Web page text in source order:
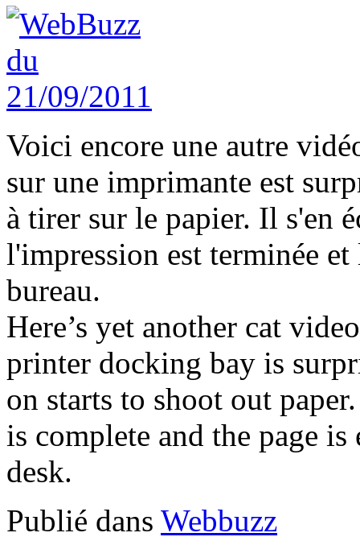
Voici encore une autre
sur une imprimante est
à tirer sur le papier. Il s'en
l'impression est terminée
bureau.
Here’s yet another cat
printer docking bay is
on starts to shoot out
is complete and the page
desk.
Publié dans Webbuzz